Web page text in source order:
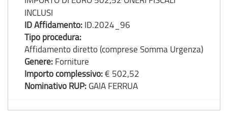
INCLUSI
ID Affidamento: ID.2024_96
Tipo procedura:
Affidamento diretto (comprese Somma Urgenza)
Genere: Forniture
Importo complessivo:€ 502,52
Nominativo RUP: GAIA FERRUA